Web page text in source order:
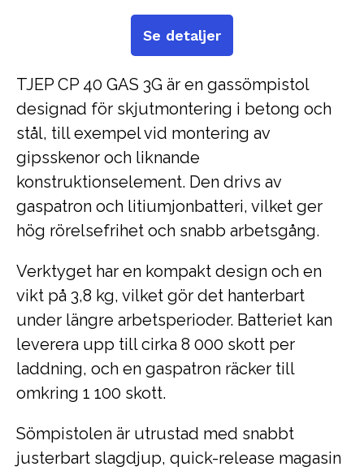
TJEP CP 40 GAS 3G är en gassömpistol
designad för skjutmontering i betong och
stål, till exempel vid montering av
gipsskenor och liknande
konstruktionselement. Den drivs av
gaspatron och litiumjonbatteri, vilket ger
hög rörelsefrihet och snabb arbetsgång.
Verktyget har en kompakt design och en
vikt på 3,8 kg, vilket gör det hanterbart
under längre arbetsperioder. Batteriet kan
leverera upp till cirka 8 000 skott per
laddning, och en gaspatron räcker till
omkring 1 100 skott.
Sömpistolen är utrustad med snabbt
justerbart slagdjup, quick-release magasin
Se detaljer